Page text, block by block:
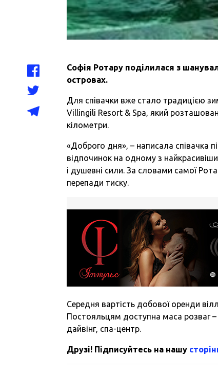
Софія Ротару поділилася з
островах.
Для співачки вже стало традицією
Villingili Resort & Spa, який
кілометри.
«Доброго дня», – написала співачка
відпочинок на одному з
і душевні сили. За словами самої
перепади тиску.
Середня вартість добової оренди
Постояльцям доступна маса розваг –
дайвінг, спа-центр.
Друзі! Підписуйтесь на нашу